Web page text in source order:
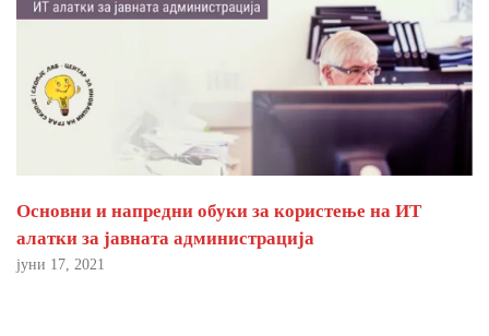
Основни и напредни обуки за користење на ИТ
алатки за јавната администрација
јуни 17, 2021